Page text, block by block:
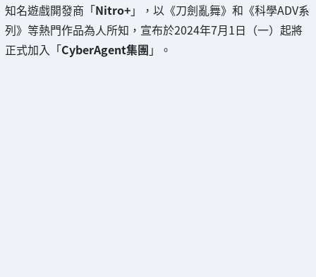
知名遊戲開發商「Nitro+」，以《刀劍亂舞》和《科學ADV系
列》等熱門作品為人所知，宣布於2024年7月1日（一）起將
正式加入「CyberAgent集團 」。